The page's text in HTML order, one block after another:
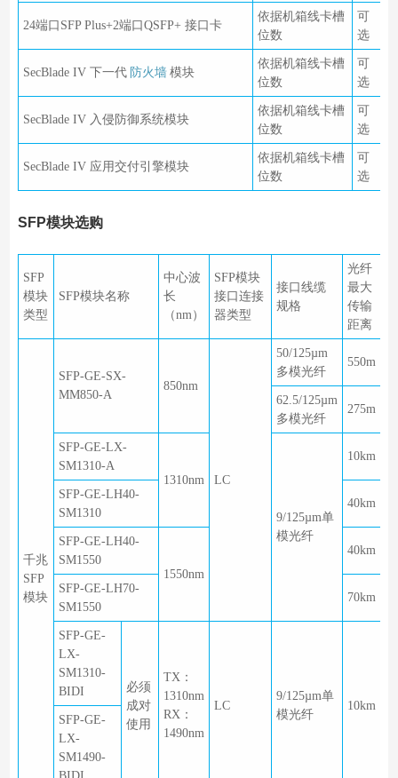
24端口SFP Plus+2端口QSFP+ 接口卡
依据机箱线卡槽
位数
可
选
SecBlade IV 下一代 防火墙 模块
依据机箱线卡槽
位数
可
选
SecBlade IV 入侵防御系统模块
依据机箱线卡槽
位数
可
选
SecBlade IV 应用交付引擎模块
依据机箱线卡槽
位数
可
选
SFP模块选购
SFP
模块
类型
SFP模块名称
中心波
长
（nm）
SFP模块
接口连接
器类型
接口线缆
规格
光纤
最大
传输
距离
千兆
SFP
模块
SFP-GE-SX-
MM850-A
850nm
LC
50/125µm
多模光纤
550m
62.5/125µm
多模光纤
275m
SFP-GE-LX-
SM1310-A
1310nm
9/125µm单
模光纤
10km
SFP-GE-LH40-
SM1310
40km
SFP-GE-LH40-
SM1550
1550nm
40km
SFP-GE-LH70-
SM1550
70km
SFP-GE-
LX-
SM1310-
BIDI
必须
成对
使用
TX：
1310nm
RX：
1490nm
LC
9/125µm单
模光纤
10km
SFP-GE-
LX-
SM1490-